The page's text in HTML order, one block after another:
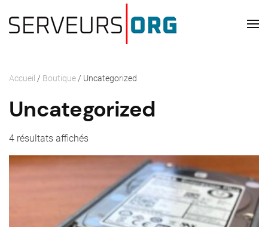
Passer au contenu principal
Accueil / Boutique / Uncategorized
Uncategorized
4 résultats affichés